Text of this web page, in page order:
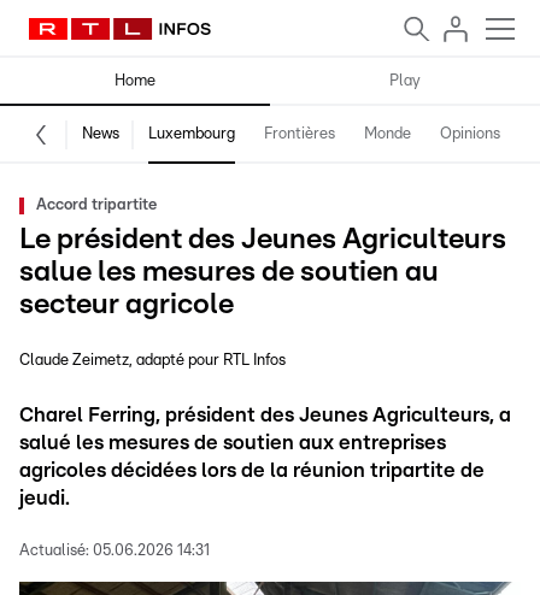
Home Play
News Luxembourg Frontières Monde Opinions
Accord tripartite
Le président des Jeunes Agriculteurs
salue les mesures de soutien au
secteur agricole
Claude Zeimetz adapté pour RTL Infos
Charel Ferring, président des Jeunes Agriculteurs, a
salué les mesures de soutien aux entreprises
agricoles décidées lors de la réunion tripartite de
jeudi.
Actualisé: 05.06.2026 14:31